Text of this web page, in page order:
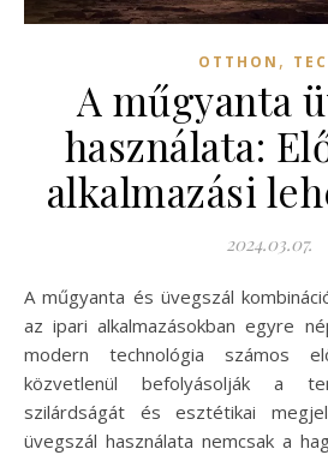
OTTHON ,
A műgyanta
használata:
alkalmazási
2024.03.07.
A műgyanta és üvegszál kombinációja az építőiparban és
az ipari alkalmazásokban egyre
modern technológia számos
közvetlenül befolyásolják a
szilárdságát és esztétikai
üvegszál használata nemcsak a